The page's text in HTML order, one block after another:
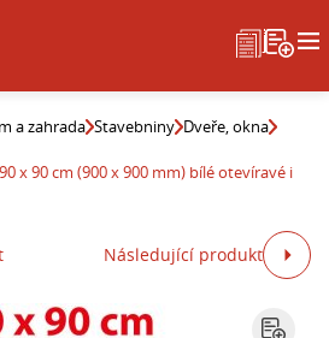
a zahrada Stavebniny Dveře, okna
x 90 cm (900 x 900 mm) bílé otevíravé i
Následující produkt